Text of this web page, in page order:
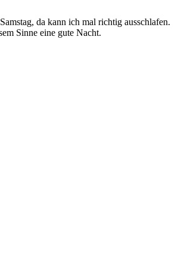
da kann ich mal richtig ausschlafen.
Sinne eine gute Nacht.